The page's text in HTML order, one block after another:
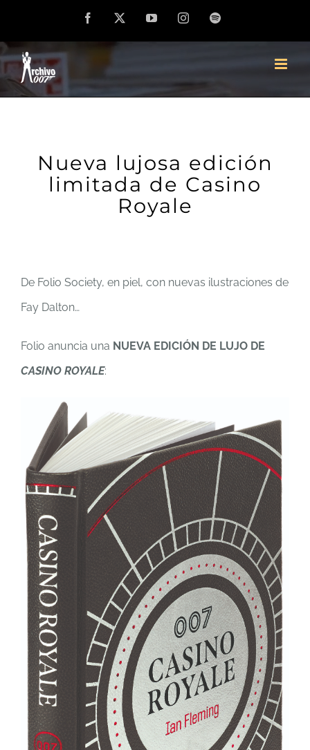
contenido
Facebook YouTubeInstagramSpotify
Nueva lujosa edición
limitada de Casino
Royale
De Folio Society, en piel, con nuevas ilustraciones de
Fay Dalton…
Folio anuncia una NUEVA EDICIÓN DE LUJO DE
CASINO ROYALE: